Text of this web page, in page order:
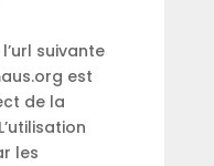
suivante
est
de la
les